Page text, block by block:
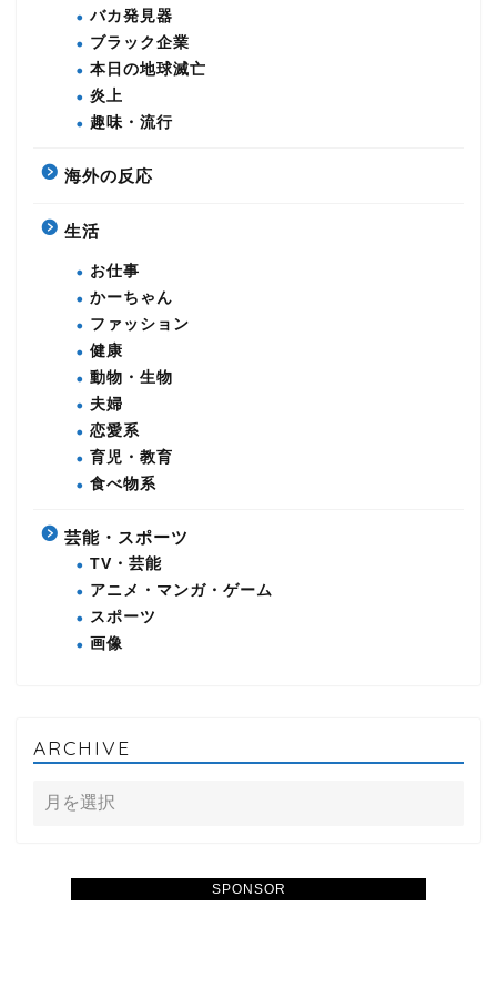
SPONSOR
バカ発見器
ブラック企業
本日の地球滅亡
炎上
趣味・流行
海外の反応
生活
お仕事
かーちゃん
ファッション
健康
動物・生物
夫婦
恋愛系
育児・教育
食べ物系
芸能・スポーツ
TV・芸能
アニメ・マンガ・ゲーム
スポーツ
画像
ARCHIVE